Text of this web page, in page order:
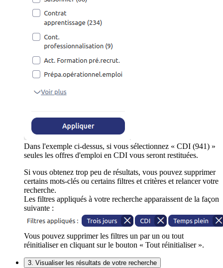
Dans l'exemple ci-dessus, si vous sélectionnez « CDI (941) »
seules les offres d'emploi en CDI vous seront restituées.
Si vous obtenez trop peu de résultats, vous pouvez supprimer
certains mots-clés ou certains filtres et critères et relancer votre
recherche.
Les filtres appliqués à votre recherche apparaissent de la façon
suivante :
Vous pouvez supprimer les filtres un par un ou tout
réinitialiser en cliquant sur le bouton « Tout réinitialiser ».
3. Visualiser les résultats de votre recherche